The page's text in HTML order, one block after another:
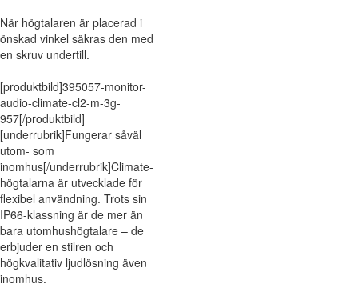
När högtalaren är placerad i
önskad vinkel säkras den med
en skruv undertill.
[produktbild]395057-monitor-
audio-climate-cl2-m-3g-
957[/produktbild]
[underrubrik]Fungerar såväl
utom- som
inomhus[/underrubrik]Climate-
högtalarna är utvecklade för
flexibel användning. Trots sin
IP66-klassning är de mer än
bara utomhushögtalare – de
erbjuder en stilren och
högkvalitativ ljudlösning även
inomhus.